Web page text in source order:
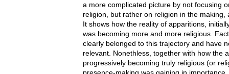
a more complicated picture by not focusing
religion, but rather on religion in the making,
It shows how the reality of apparitions,
was becoming more and more religious.
clearly belonged to this trajectory and have
relevant. Nonethless, together with how the
progressively becoming truly religious (or